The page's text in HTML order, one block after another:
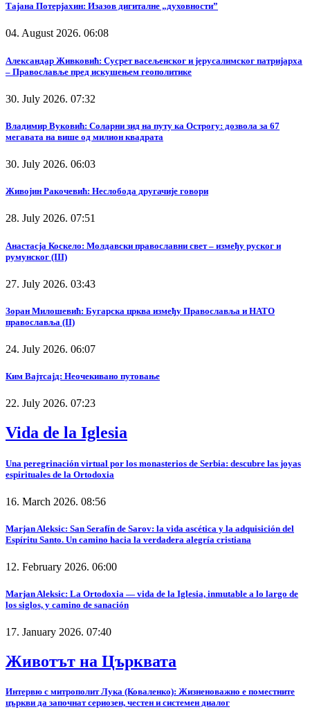
Тајана Потерјахин: Изазов дигиталне „духовности”
04. August 2026. 06:08
Александар Живковић: Сусрет васељенског и јерусалимског патријарха
– Православље пред искушењем геополитике
30. July 2026. 07:32
Владимир Вуковић: Соларни зид на путу ка Острогу: дозвола за 67
мегавата на више од милион квадрата
30. July 2026. 06:03
Живојин Ракочевић: Неслобода другачије говори
28. July 2026. 07:51
Анастасја Коскело: Молдавски православни свет – између руског и
румунског (III)
27. July 2026. 03:43
Зоран Милошевић: Бугарска црква између Православља и НАТО
православља (II)
24. July 2026. 06:07
Ким Вајтсајд: Неочекивано путовање
22. July 2026. 07:23
Vida de la Iglesia
Una peregrinación virtual por los monasterios de Serbia: descubre las joyas
espirituales de la Ortodoxia
16. March 2026. 08:56
Marjan Aleksic: San Serafín de Sarov: la vida ascética y la adquisición del
Espíritu Santo. Un camino hacia la verdadera alegría cristiana
12. February 2026. 06:00
Marjan Aleksic: La Ortodoxia — vida de la Iglesia, inmutable a lo largo de
los siglos, y camino de sanación
17. January 2026. 07:40
Животът на Църквата
Интервю с митрополит Лука (Коваленко): Жизненоважно е поместните
църкви да започнат сериозен, честен и системен диалог